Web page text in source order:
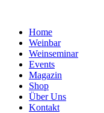
Home
Weinbar
Weinseminar
Events
Magazin
Shop
Über Uns
Kontakt